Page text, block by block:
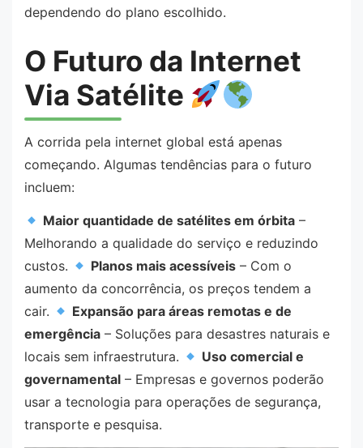
dependendo do plano escolhido.
O Futuro da Internet
Via Satélite
A corrida pela internet global está apenas
começando. Algumas tendências para o futuro
incluem:
Maior quantidade de satélites em órbita –
Melhorando a qualidade do serviço e reduzindo
custos.
Planos mais acessíveis – Com o
aumento da concorrência, os preços tendem a
cair.
Expansão para áreas remotas e de
emergência – Soluções para desastres naturais e
locais sem infraestrutura.
Uso comercial e
governamental – Empresas e governos poderão
usar a tecnologia para operações de segurança,
transporte e pesquisa.